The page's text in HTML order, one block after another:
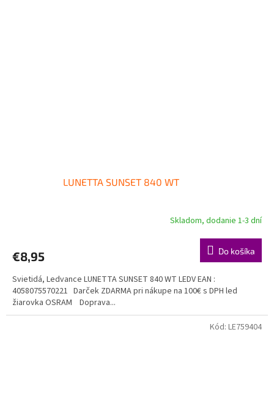
LUNETTA SUNSET 840 WT
Skladom, dodanie 1-3 dní
€8,95 Do košíka
Svietidá, Ledvance LUNETTA SUNSET 840 WT LEDV EAN :
4058075570221 Darček ZDARMA pri nákupe na 100€ s DPH led
žiarovka OSRAM Doprava...
Kód: LE759404